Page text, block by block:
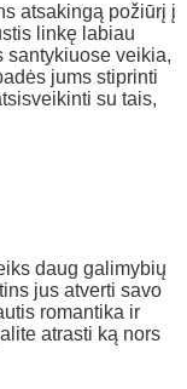
atsakingą požiūrį į
linkę labiau
santykiuose veikia,
jums stiprinti
su tais,
daug galimybių
jus atverti savo
romantika ir
atrasti ką nors